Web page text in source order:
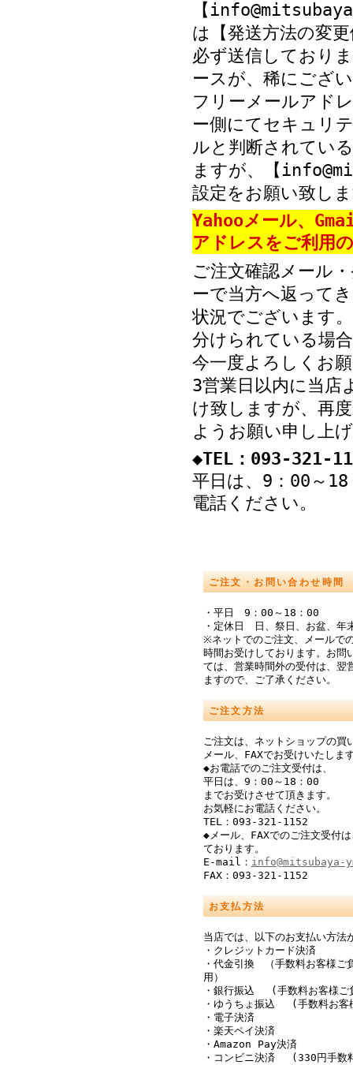
【
は【発送方法の変
必ず送信しており
ースが、稀にござ
フリーメールアド
ー側にてセキュリ
ルと判断されてい
ますが、【
設定をお願い致し
Yahooメール、
アドレスをご利用
ご注文確認メール
ーで当方へ返って
状況でございます
分けられている場
今一度よろしくお
3営業日以内に当店
け致しますが、再
ようお願い申し上
◆TEL：093-321-
平日は、9：00～
電話ください。
ご注文・お問い合わせ時間
・平日 9：00～18：00
・定休日 日、祭日、お盆、年
※ネットでのご注文、メールで
時間お受けしております。お問
ては、営業時間外の受付は、翌
ますので、ご了承ください。
ご注文方法
ご注文は、ネットショップの買
メール、FAXでお受けいたしま
◆お電話でのご注文受付は、
平日は、9：00～18：00
までお受けさせて頂きます。
お気軽にお電話ください。
TEL：093-321-1152
◆メール、FAXでのご注文受付
ております。
E-mail： info@mitsubaya-
FAX：093-321-1152
お支払方法
当店では、以下のお支払い方法
・クレジットカード決済
・代金引換 （手数料お客様ご
用）
・銀行振込 (手数料お客様ご
・ゆうちょ振込 (手数料お客
・電子決済
・楽天ペイ決済
・Amazon Pay決済
・コンビニ決済 (330円手数